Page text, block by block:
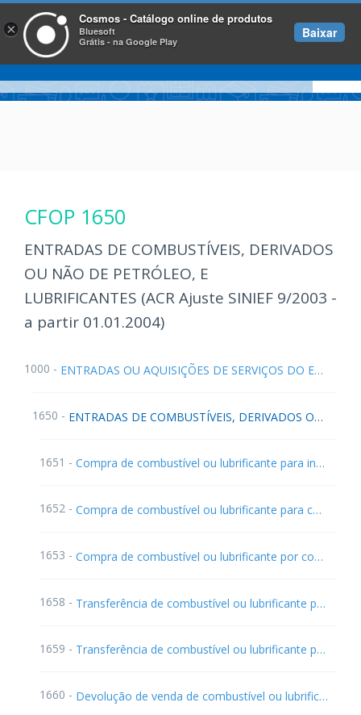
CFOP 1650
ENTRADAS DE COMBUSTÍVEIS, DERIVADOS
OU NÃO DE PETRÓLEO, E
LUBRIFICANTES (ACR Ajuste SINIEF 9/2003 -
a partir 01.01.2004)
1000 - ENTRADAS OU AQUISIÇÕES DE SERVIÇOS DO ESTADO
1650 - ENTRADAS DE COMBUSTÍVEIS, DERIVADOS OU NÃO DE PETRÓLEO, E LUBRIFICANTES (ACR Ajuste SINIEF 9/2003 - a partir 01.01.2004)
1651 - Compra de combustível ou lubrificante para industrialização subseqüente
1652 - Compra de combustível ou lubrificante para comercialização
1653 - Compra de combustível ou lubrificante por consumidor ou usuário final
1658 - Transferência de combustível ou lubrificante para industrialização
1659 - Transferência de combustível ou lubrificante para comercialização
1660 - Devolução de venda de combustível ou lubrificante destinados à industrialização subseqüente
×
Cosmos - Catálogo online de produtos
Bluesoft
Grátis - na Google Play
Baixar